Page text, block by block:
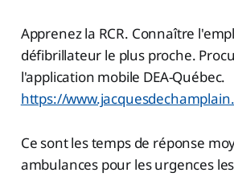
Apprenez la RCR. Connaître
défibrillateur le plus proche.
l'application mobile DEA-Québec.
https://
Ce sont les temps de réponse
ambulances pour les urgences